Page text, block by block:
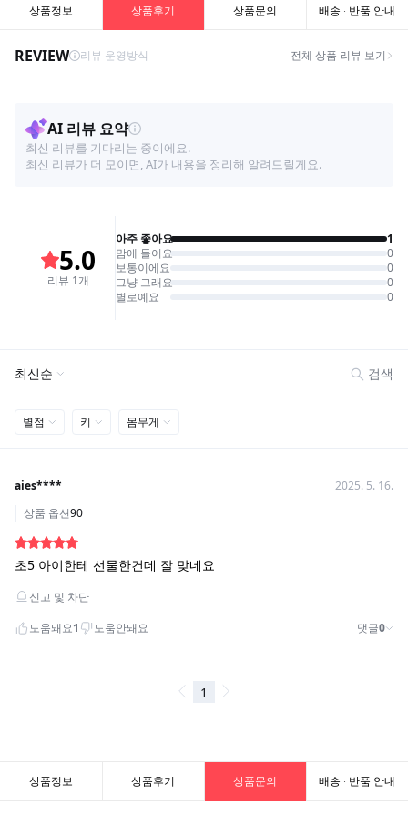
상품정보 상품후기 상품문의 배송 · 반품 안내
상품정보 상품후기 상품문의 배송 · 반품 안내